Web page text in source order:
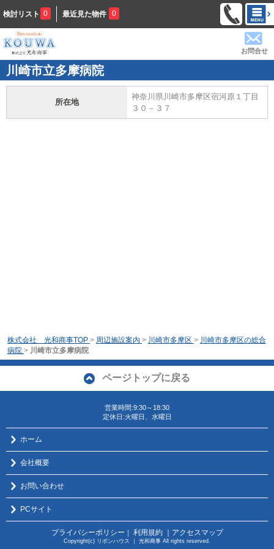
検討リスト 0 最近見た物件 0
お問合せ
川崎市立多摩病院
所在地
神奈川県川崎市多摩区宿河原１丁目
３０－３７
株式会社 光和商事TOP > 周辺施設案内 > 川崎市多摩区 > 川崎市多摩区の総合
病院 > 川崎市立多摩病院
ページトップに戻る
営業時間:9:30～18:30
定休日:火曜日、水曜日
ホーム
会社概要
お問い合わせ
PCサイト
プライバシーポリシー ｜ 利用規約 ｜アクセスマップ
Copyright(c) リボンハウス ｜ 光和商事 All rights reserved.